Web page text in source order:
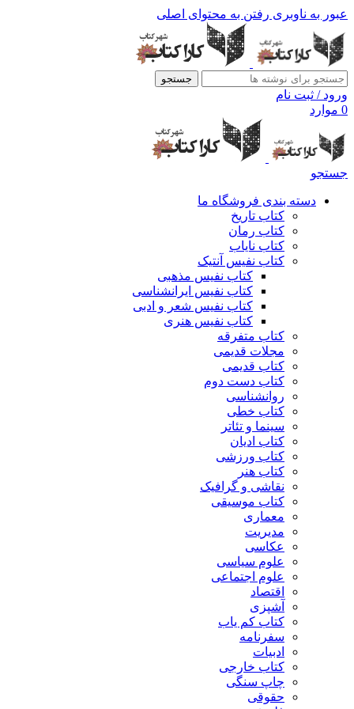
عبور به ناوبری رفتن به محتوای اصلی
جستجو
ورود / ثبت نام
0 موارد
جستجو
دسته بندی فروشگاه ما
کتاب تاریخ
کتاب رمان
کتاب نایاب
کتاب نفیس آنتیک
کتاب نفیس مذهبی
کتاب نفیس ایرانشناسی
کتاب نفیس شعر و ادبی
کتاب نفیس هنری
کتاب متفرقه
مجلات قدیمی
کتاب قدیمی
کتاب دست دوم
روانشناسی
کتاب خطی
سینما و تئاتر
کتاب ادیان
کتاب ورزشی
کتاب هنر
نقاشی و گرافیک
کتاب موسیقی
معماری
مدیریت
عکاسی
علوم سیاسی
علوم اجتماعی
اقتصاد
آشپزی
کتاب کم یاب
سفرنامه
ادبیات
کتاب خارجی
چاپ سنگی
حقوقی